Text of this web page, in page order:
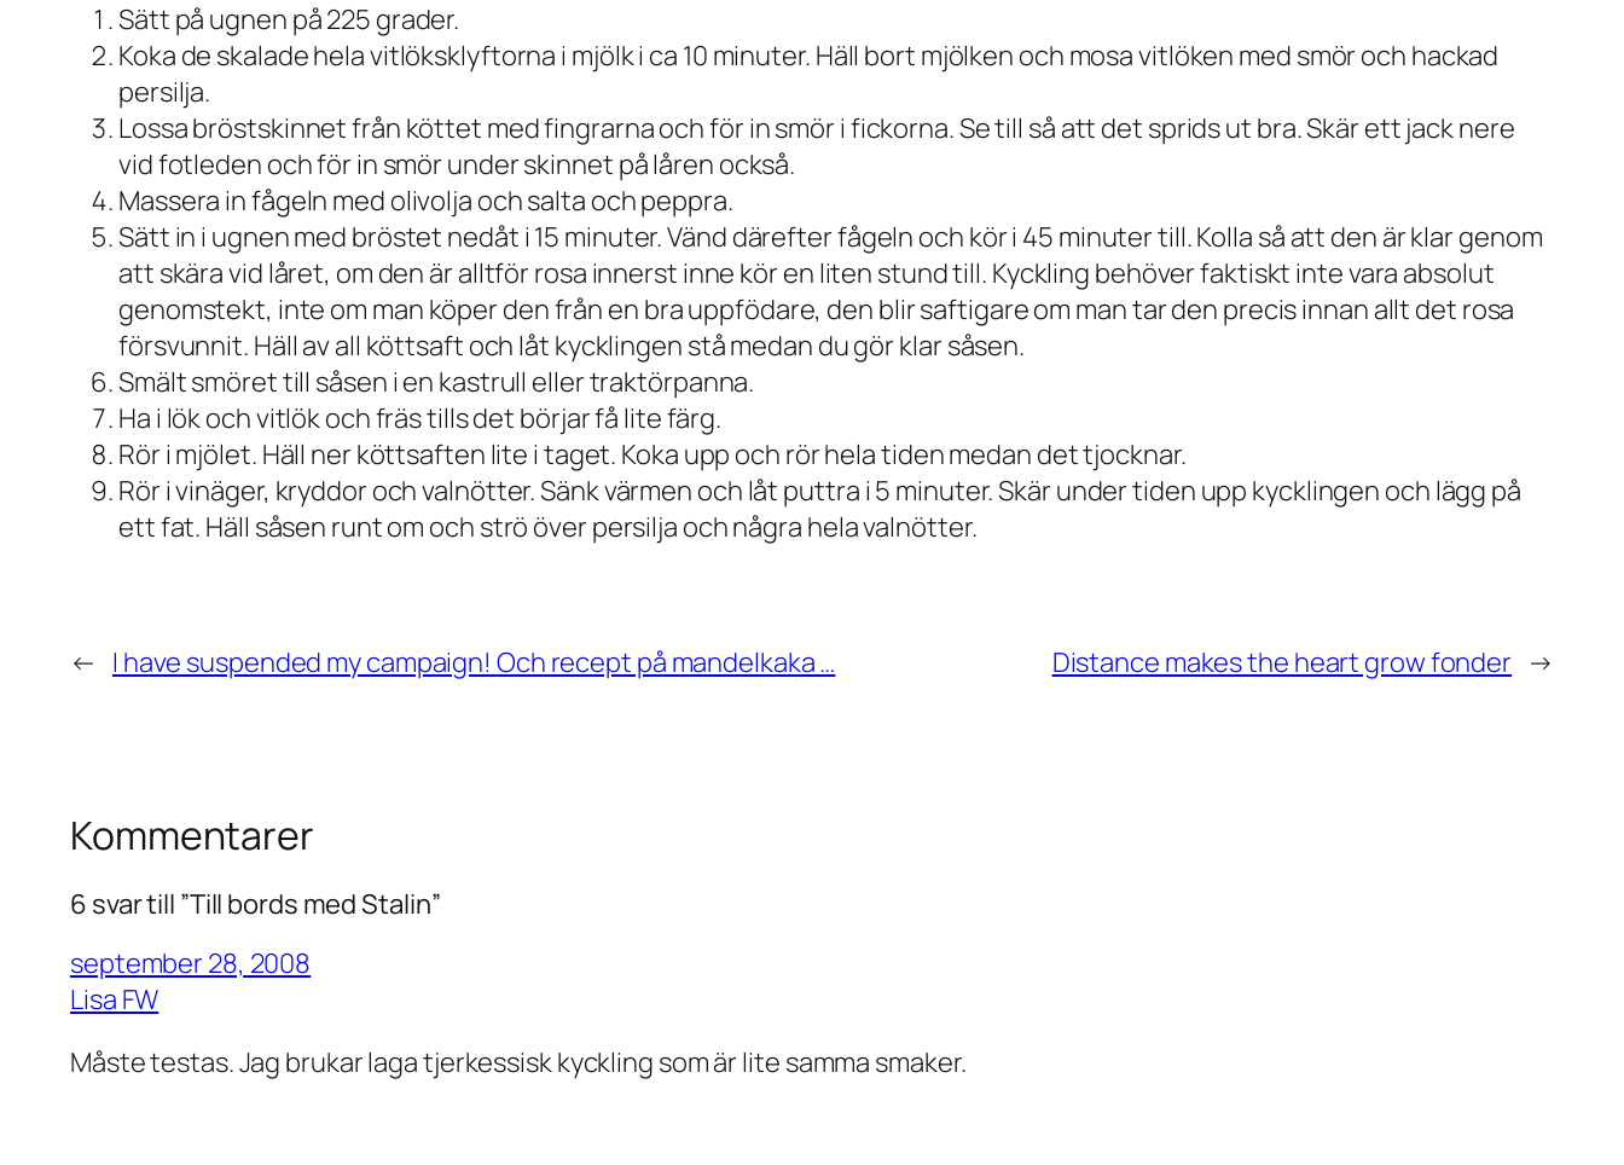
Sätt på ugnen på 225 grader.
Koka de skalade hela vitlöksklyftorna i mjölk i ca 10 minuter. Häll bort mjölken och mosa vitlöken med smör och hackad
persilja.
Lossa bröstskinnet från köttet med fingrarna och för in smör i fickorna. Se till så att det sprids ut bra. Skär ett jack nere
vid fotleden och för in smör under skinnet på låren också.
Massera in fågeln med olivolja och salta och peppra.
Sätt in i ugnen med bröstet nedåt i 15 minuter. Vänd därefter fågeln och kör i 45 minuter till. Kolla så att den är klar genom
att skära vid låret, om den är alltför rosa innerst inne kör en liten stund till. Kyckling behöver faktiskt inte vara absolut
genomstekt, inte om man köper den från en bra uppfödare, den blir saftigare om man tar den precis innan allt det rosa
försvunnit. Häll av all köttsaft och låt kycklingen stå medan du gör klar såsen.
Smält smöret till såsen i en kastrull eller traktörpanna.
Ha i lök och vitlök och fräs tills det börjar få lite färg.
Rör i mjölet. Häll ner köttsaften lite i taget. Koka upp och rör hela tiden medan det tjocknar.
Rör i vinäger, kryddor och valnötter. Sänk värmen och låt puttra i 5 minuter. Skär under tiden upp kycklingen och lägg på
ett fat. Häll såsen runt om och strö över persilja och några hela valnötter.
← I have suspended my campaign! Och recept på mandelkaka … Distance makes the heart grow fonder →
Kommentarer
6 svar till ”Till bords med Stalin”
september 28, 2008
Lisa FW
Måste testas. Jag brukar laga tjerkessisk kyckling som är lite samma smaker.